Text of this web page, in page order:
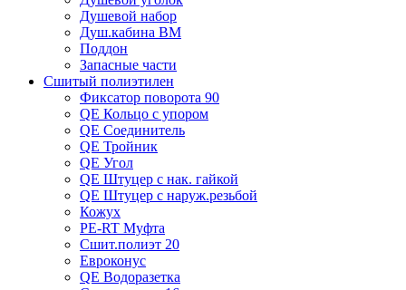
Душевой набор
Душ.кабина ВМ
Поддон
Запасные части
Сшитый полиэтилен
Фиксатор поворота 90
QE Кольцо с упором
QE Соединитель
QE Тройник
QE Угол
QE Штуцер с нак. гайкой
QE Штуцер с наруж.резьбой
Кожух
PE-RT Муфта
Сшит.полиэт 20
Евроконус
QE Водоразетка